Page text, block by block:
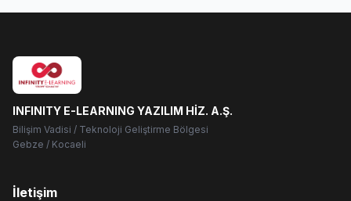
INFINITY E-LEARNING YAZILIM HİZ. A.Ş.
Bilişim Vadisi / Teknoloji Geliştirme Bölgesi
Gebze / Kocaeli
İletişim